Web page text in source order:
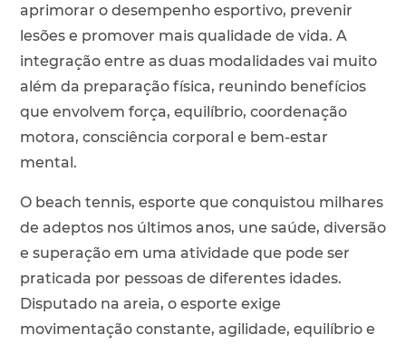
aprimorar o desempenho esportivo, prevenir
lesões e promover mais qualidade de vida. A
integração entre as duas modalidades vai muito
além da preparação física, reunindo benefícios
que envolvem força, equilíbrio, coordenação
motora, consciência corporal e bem-estar
mental.
O beach tennis, esporte que conquistou milhares
de adeptos nos últimos anos, une saúde, diversão
e superação em uma atividade que pode ser
praticada por pessoas de diferentes idades.
Disputado na areia, o esporte exige
movimentação constante, agilidade, equilíbrio e